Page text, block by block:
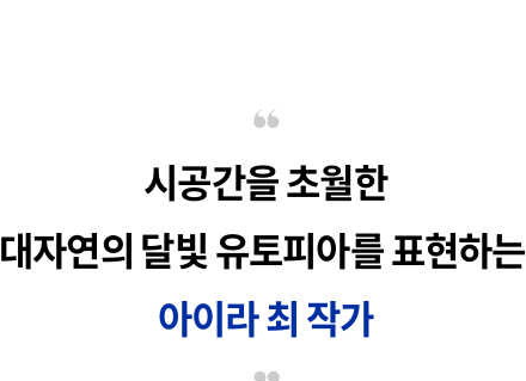
시공간을 초월한
대자연의 달빛 유토피아를 표현하는
아이라 최 작가